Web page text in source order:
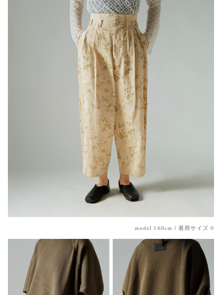
model 160cm / 着用サイズ 0